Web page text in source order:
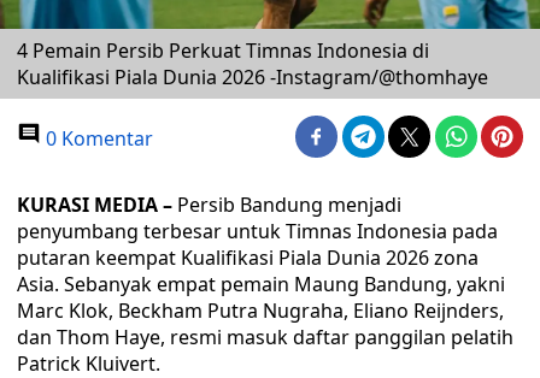
4 Pemain Persib Perkuat Timnas Indonesia di
Kualifikasi Piala Dunia 2026 -Instagram/@thomhaye
0 Komentar
KURASI MEDIA – Persib Bandung menjadi
penyumbang terbesar untuk Timnas Indonesia pada
putaran keempat Kualifikasi Piala Dunia 2026 zona
Asia. Sebanyak empat pemain Maung Bandung, yakni
Marc Klok, Beckham Putra Nugraha, Eliano Reijnders,
dan Thom Haye, resmi masuk daftar panggilan pelatih
Patrick Kluivert.